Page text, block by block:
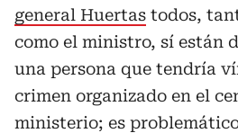
general Huertas todos,
como el ministro, sí están
una persona que tendría
crimen organizado en el
ministerio; es